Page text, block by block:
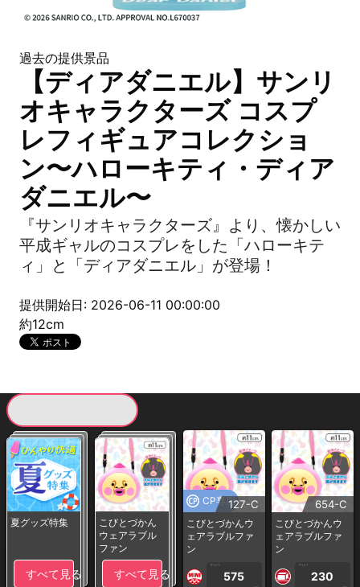
過去の提供景品
【ディアダニエル】サンリ
オキャラクターズ コスプ
レフィギュアコレクショ
ン〜ハローキティ・ディア
ダニエル〜
『サンリオキャラクターズ』より、懐かしい
平成ギャルのコスプレをした「ハローキテ
ィ」と「ディアダニエル」が登場！
提供開始日: 2026-06-11 00:00:00
約12cm
夏グッズ特集
すべて見る
こびとづかん
ウェアラブル
ファン
すべて見る
CP専用127-C
こびとづかんウ
ェアラブルファ
ン
1PLAY
575
654-C
こびとづかんウ
ェアラブルファ
ン
1PLAY
230